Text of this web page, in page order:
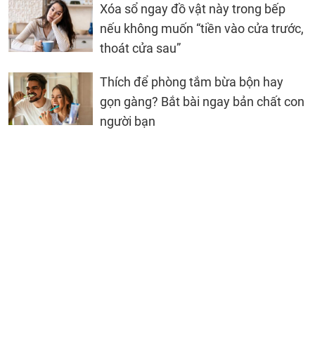
Xóa sổ ngay đồ vật này trong bếp
nếu không muốn “tiền vào cửa trước,
thoát cửa sau”
Thích để phòng tắm bừa bộn hay
gọn gàng? Bắt bài ngay bản chất con
người bạn